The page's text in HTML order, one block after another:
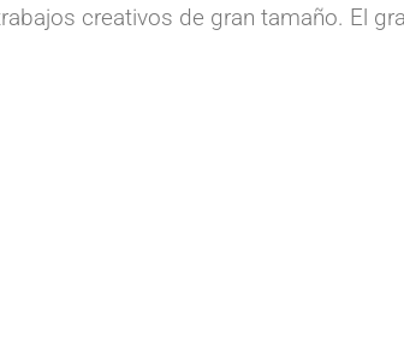
creativos de gran tamaño. El